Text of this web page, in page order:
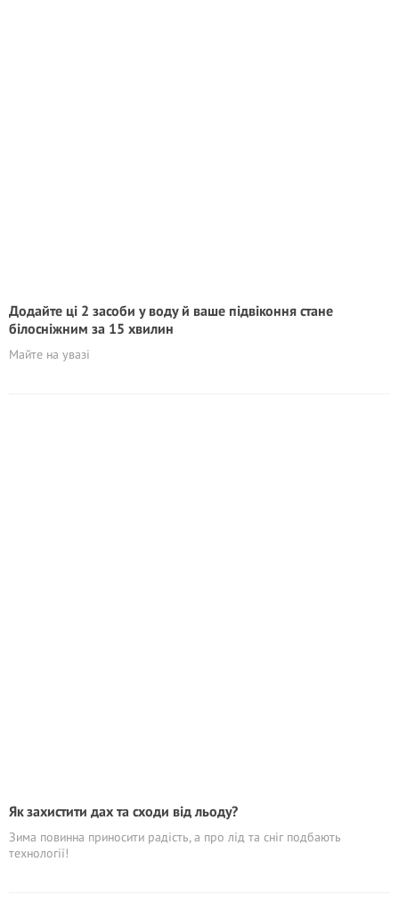
Додайте ці 2 засоби у воду й ваше підвіконня стане
білосніжним за 15 хвилин
Майте на увазі
Як захистити дах та сходи від льоду?
Зима повинна приносити радість, а про лід та сніг подбають
технології!